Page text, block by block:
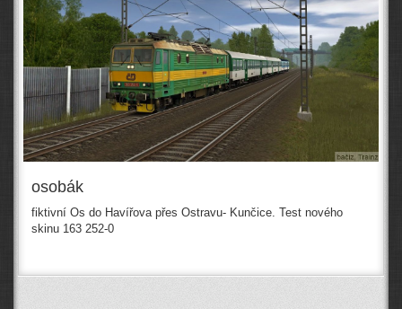
osobák
fiktivní Os do Havířova přes Ostravu- Kunčice. Test nového
skinu 163 252-0